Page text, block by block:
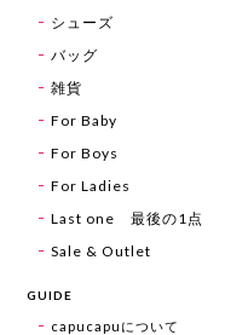
シューズ
バッグ
雑貨
For Baby
For Boys
For Ladies
Last one 最後の1点
Sale & Outlet
GUIDE
capucapuについて